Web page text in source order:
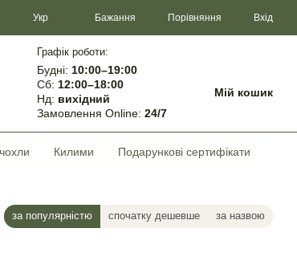
Укр Бажання Порівняння Вхід
Графік роботи:
Будні: 10:00–19:00
Сб: 12:00–18:00
Нд: вихідний
Замовлення Online: 24/7
Мій кошик
Килими Подарункові сертифікати
за популярністю спочатку дешевше за назвою